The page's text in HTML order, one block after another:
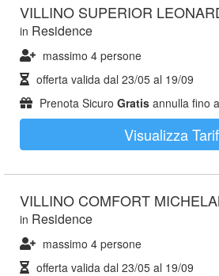
VILLINO SUPERIOR
in Residence
massimo 4 persone
offerta valida dal 23/05 al 19/09
Prenota Sicuro Gratis annulla fino
Visualizza
VILLINO COMFORT
in Residence
massimo 4 persone
offerta valida dal 23/05 al 19/09